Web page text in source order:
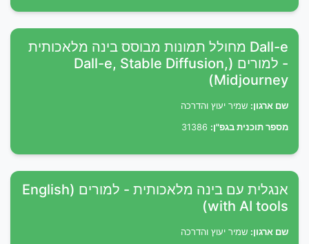
Dall-e מחולל תמונות מבוסס בינה מלאכותית
- למורים (Dall-e, Stable Diffusion,
Midjourney)
שם ארגון: שמיר יעוץ והדרכה
מספר תוכנית בגפ"ן:
אנגלית עם בינה מלאכותית - למורים (English
with AI tools)
שם ארגון: שמיר יעוץ והדרכה